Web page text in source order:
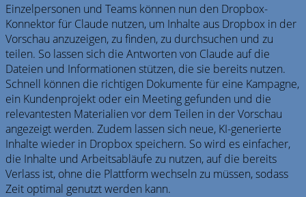
Einzelpersonen und Teams können nun den Dropbox-
Konnektor für Claude nutzen, um Inhalte aus Dropbox in der
Vorschau anzuzeigen, zu finden, zu durchsuchen und zu
teilen. So lassen sich die Antworten von Claude auf die
Dateien und Informationen stützen, die sie bereits nutzen.
Schnell können die richtigen Dokumente für eine Kampagne,
ein Kundenprojekt oder ein Meeting gefunden und die
relevantesten Materialien vor dem Teilen in der Vorschau
angezeigt werden. Zudem lassen sich neue, KI-generierte
Inhalte wieder in Dropbox speichern. So wird es einfacher,
die Inhalte und Arbeitsabläufe zu nutzen, auf die bereits
Verlass ist, ohne die Plattform wechseln zu müssen, sodass
Zeit optimal genutzt werden kann.